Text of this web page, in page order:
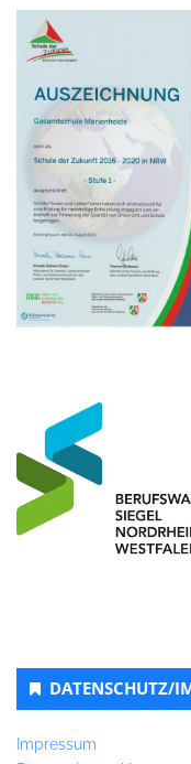
DATENSCHUTZ/
Impressum